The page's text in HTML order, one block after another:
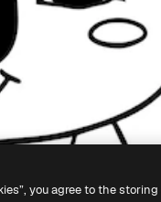
you agree to the